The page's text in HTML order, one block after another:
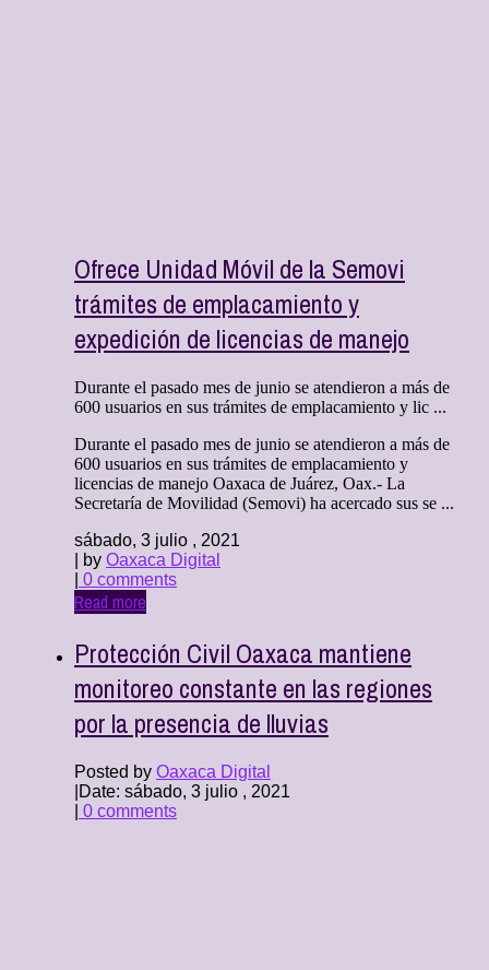
Ofrece Unidad Móvil de la Semovi
trámites de emplacamiento y
expedición de licencias de manejo
Durante el pasado mes de junio se atendieron a más de
600 usuarios en sus trámites de emplacamiento y lic ...
Durante el pasado mes de junio se atendieron a más de
600 usuarios en sus trámites de emplacamiento y
licencias de manejo Oaxaca de Juárez, Oax.- La
Secretaría de Movilidad (Semovi) ha acercado sus se ...
sábado, 3 julio , 2021
| by Oaxaca Digital
0 comments
Read more
Protección Civil Oaxaca mantiene
monitoreo constante en las regiones
por la presencia de lluvias
Posted by Oaxaca Digital
Date: sábado, 3 julio , 2021
0 comments